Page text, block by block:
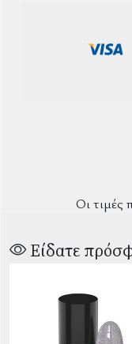
Οι τιμές
Είδατε